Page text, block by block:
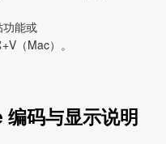
功能或
（Mac）。
码与显示说明